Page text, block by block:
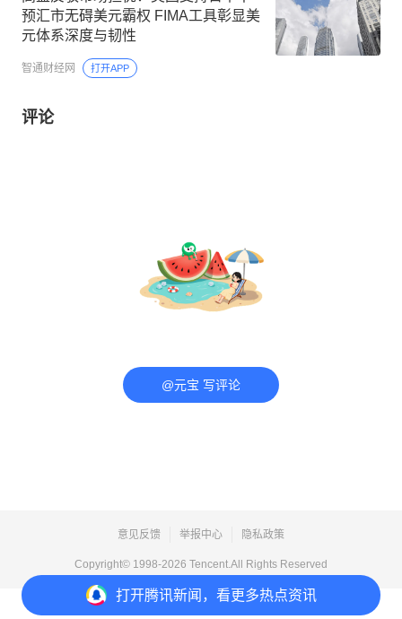
打开腾讯新闻，看更多热点资讯
预汇市无碍美元霸权 FIMA工具彰显美
元体系深度与韧性
智通财经网 打开APP
评论
@元宝 写评论
意见反馈 举报中心 隐私政策
Copyright© 1998-2026 Tencent.All Rights Reserved